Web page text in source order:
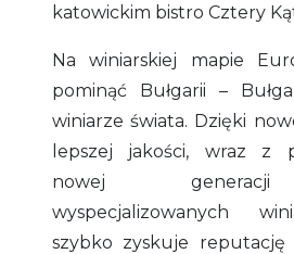
katowickim bistro Cztery
Na winiarskiej mapie
pominąć Bułgarii –
winiarze świata. Dzięki
lepszej jakości, wraz z
nowej generacji
wyspecjalizowanych
szybko zyskuje